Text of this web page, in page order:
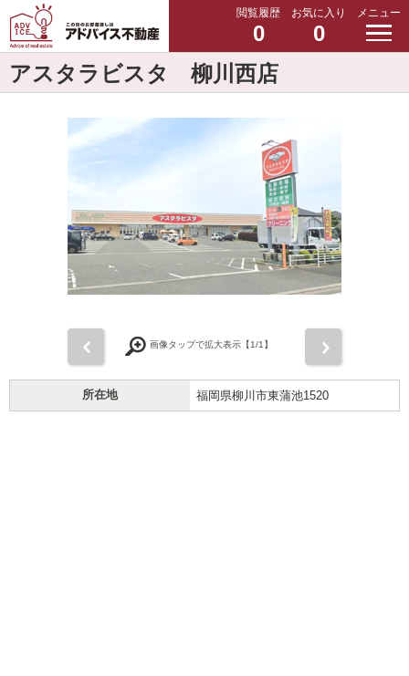
閲覧履歴
0
お気に入り
0
メニュー
アスタラビスタ 柳川西店
画像タップで拡大表示【1/1】
所在地 福岡県柳川市東蒲池1520